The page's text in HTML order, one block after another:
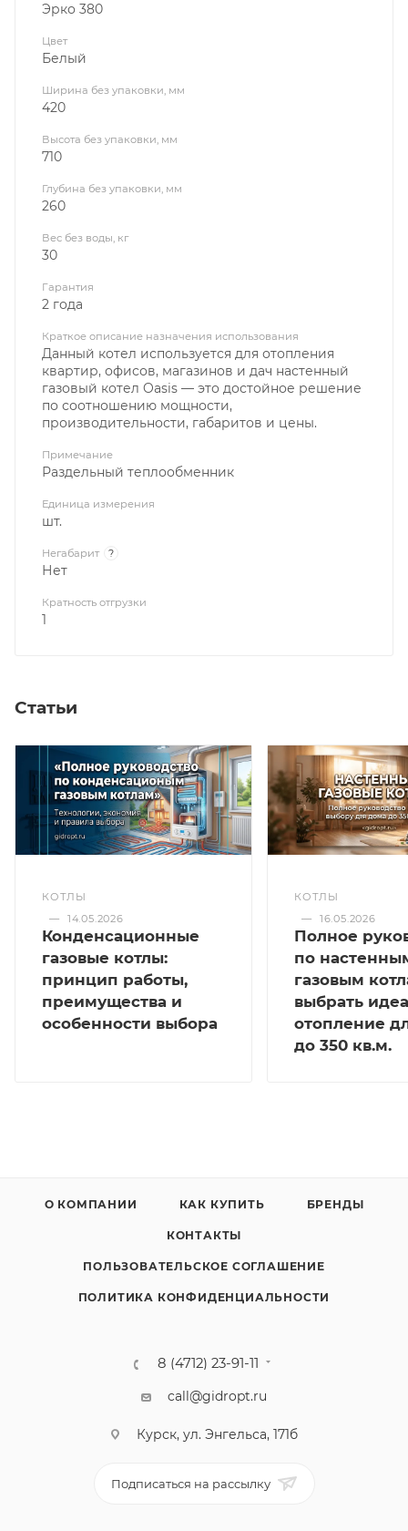
Эрко 380
Цвет
Белый
Ширина без упаковки, мм
420
Высота без упаковки, мм
710
Глубина без упаковки, мм
260
Вес без воды, кг
30
Гарантия
2 года
Краткое описание назначения использования
Данный котел используется для отопления
квартир, офисов, магазинов и дач настенный
газовый котел Oasis — это достойное решение
по соотношению мощности,
производительности, габаритов и цены.
Примечание
Раздельный теплообменник
Единица измерения
шт.
Негабарит ?
Нет
Кратность отгрузки
1
Статьи
КОТЛЫ
—
14.05.2026
Конденсационные
газовые котлы:
принцип работы,
преимущества и
особенности выбора
КОТЛЫ
—
16.05.2026
Полное
по
газовым
выбрать
отопление
до 350 кв.м.
О КОМПАНИИ КАК КУПИТЬ БРЕНДЫ
КОНТАКТЫ
ПОЛЬЗОВАТЕЛЬСКОЕ СОГЛАШЕНИЕ
ПОЛИТИКА КОНФИДЕНЦИАЛЬНОСТИ
8 (4712) 23-91-11
call@gidropt.ru
Курск, ул. Энгельса, 171б
Подписаться на рассылку